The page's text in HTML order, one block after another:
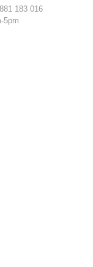
183 016
5pm